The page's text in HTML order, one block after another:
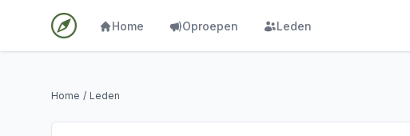
Home Oproepen Leden
Home / Leden